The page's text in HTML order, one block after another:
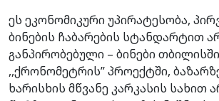
ეს ეკონომიკური უპირატესობა,
ბინების ჩაბარების სტანდარტით
განპირობებული – ბინები
,,ქრონომეტრის’’ პროექტში,
ხარისხის მწვანე კარკასის სახით